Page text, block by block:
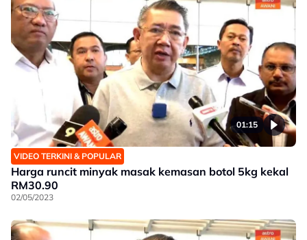
01:15
VIDEO TERKINI & POPULAR
Harga runcit minyak masak kemasan botol 5kg kekal
RM30.90
02/05/2023